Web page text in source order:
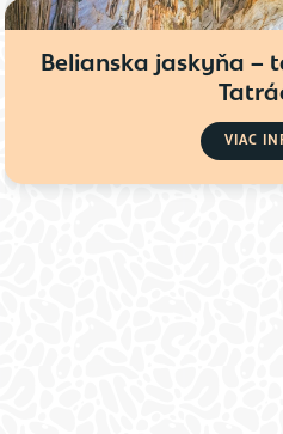
Belianska jaskyňa –
VIAC